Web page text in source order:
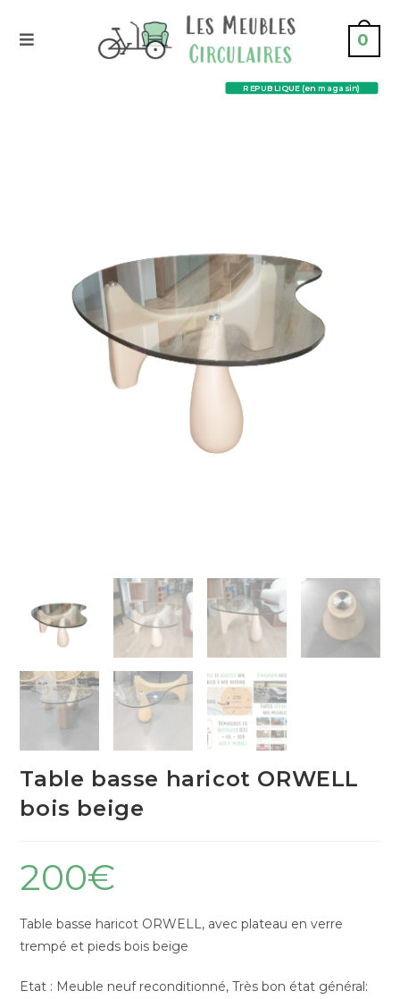
0
REPUBLIQUE (en magasin)
Table basse haricot ORWELL
bois beige
200€
Table basse haricot ORWELL, avec plateau en verre
trempé et pieds bois beige
Etat : Meuble neuf reconditionné, Très bon état général: